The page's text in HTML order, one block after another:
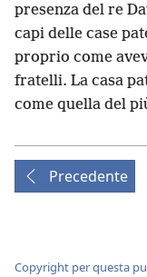
presenza del re
capi delle case
proprio come
fratelli. La casa
come quella del
Precedente
Copyright per questa